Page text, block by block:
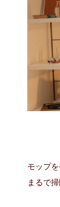
モップ
まるで